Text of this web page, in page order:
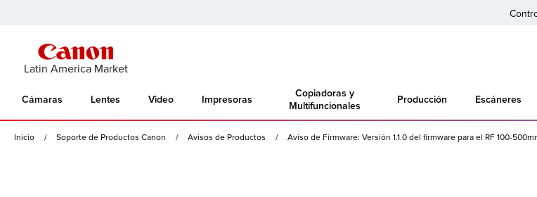
Latin America Market
Cámaras Lentes Video Impresoras
Copiadoras y
Multifuncionales
Producción Escáneres
Inicio Soporte de Productos Canon Avisos de Productos Aviso de Firmware: Versión 1.1.0 del firmware para el RF 100-